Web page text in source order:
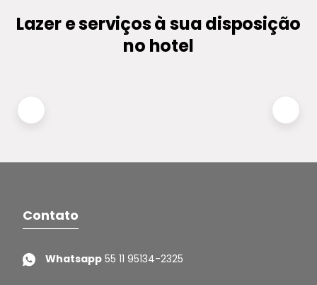
Lazer e serviços à sua disposição
no hotel
Contato
Whatsapp 55 11 95134-2325